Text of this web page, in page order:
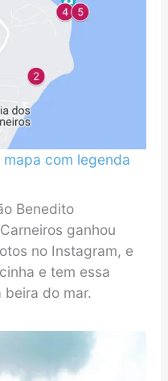
com legenda
Benedito
ganhou
no Instagram, e
e tem essa
do mar.